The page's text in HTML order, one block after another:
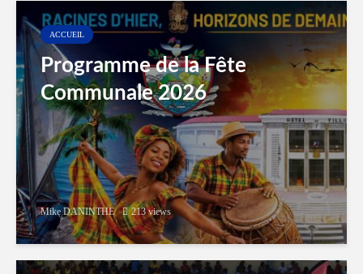
ACCUEIL
Programme de la Fête
Communale 2026
Mike DANINTHE 213 views